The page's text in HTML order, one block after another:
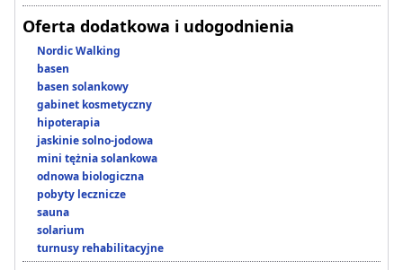
Oferta dodatkowa i udogodnienia
Nordic Walking
basen
basen solankowy
gabinet kosmetyczny
hipoterapia
jaskinie solno-jodowa
mini tężnia solankowa
odnowa biologiczna
pobyty lecznicze
sauna
solarium
turnusy rehabilitacyjne